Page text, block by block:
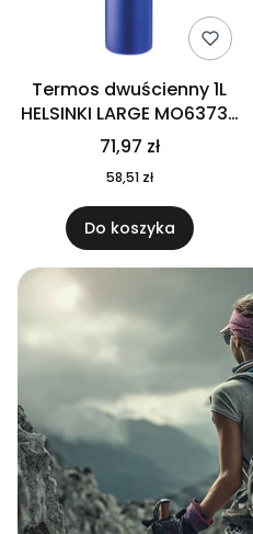
Termos dwuścienny 1L
HELSINKI LARGE MO6373-
04
71,97 zł
58,51 zł
Do koszyka